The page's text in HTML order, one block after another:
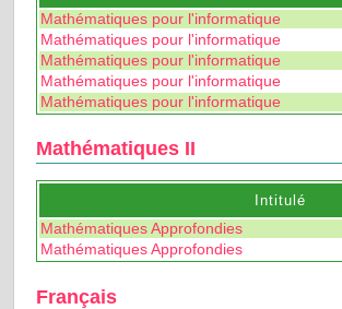
Mathématiques pour l'informatique
Mathématiques pour l'informatique
Mathématiques pour l'informatique
Mathématiques pour l'informatique
Mathématiques pour l'informatique
Mathématiques II
Intitulé
Mathématiques Approfondies
Mathématiques Approfondies
Français